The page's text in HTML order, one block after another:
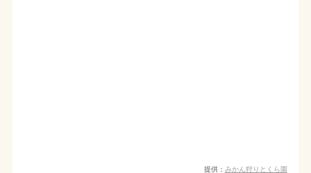
提供： みかん狩りとくら園